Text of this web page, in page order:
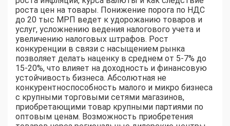
роста цен на товары. Понижение порога по НДС
до 20 тыс МРП ведет к удорожанию товаров и
услуг, усложнению ведения налогового учета и
увеличению налоговых штрафов. Рост
конкуренции в связи с насыщением рынка
позволяет делать наценку в среднем от 5-7% до
15-20%, что влияет на доходность и финансовую
устойчивость бизнеса. Абсолютная не
конкурентноспособность малого и микро бизнеса
с крупными торговыми сетями магазинов,
приобретающими товар крупными партиями по
оптовым ценам. Возможность приобретения